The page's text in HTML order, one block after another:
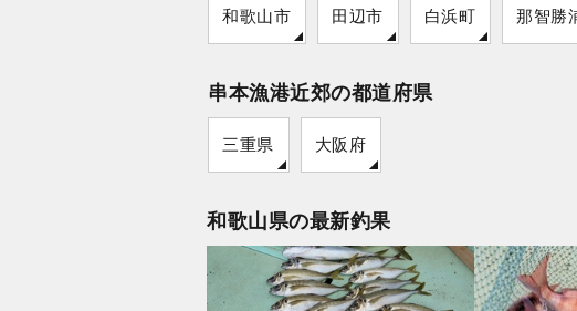
和歌山市 田辺市 白浜町 那智勝
串本漁港近郊の都道府県
三重県 大阪府
和歌山県の最新釣果